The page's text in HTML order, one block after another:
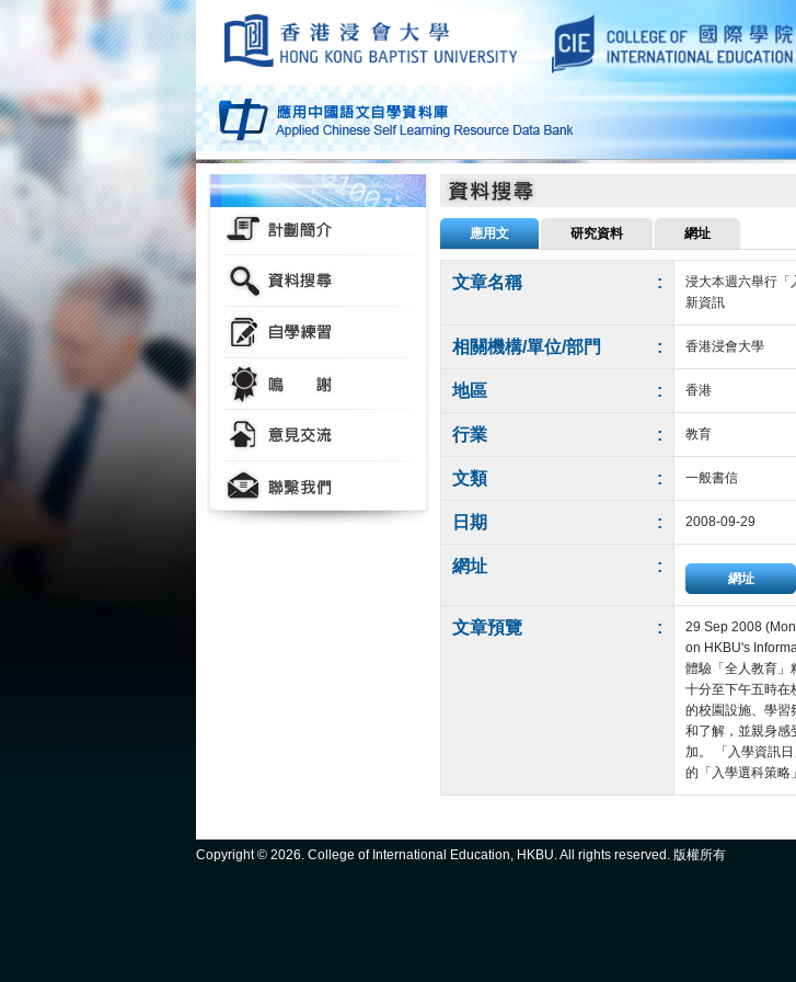
應用文 研究資料 網址
文章名稱 :
浸大本週六舉行
新資訊
相關機構/單位/部門 : 香港浸會大學
地區 : 香港
行業 : 教育
文類 : 一般書信
日期 : 2008-09-29
網址 :
網址
文章預覽 :
29 Sep 2008
on HKBU's
體驗「全人教育」
十分至下午五時在
的校園設施、學習
和了解，並親身感
加。 「入學資訊
的「入學選科策略
Copyright © 2026. College of International Education, HKBU. All rights reserved. 版權所有